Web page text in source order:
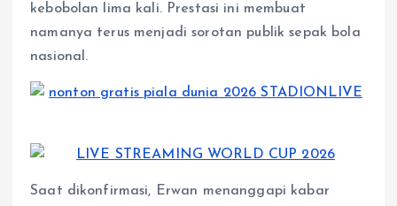
kebobolan lima kali. Prestasi ini membuat
namanya terus menjadi sorotan publik sepak bola
nasional.
Saat dikonfirmasi, Erwan menanggapi kabar